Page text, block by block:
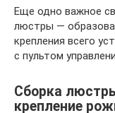
Еще одно важное
люстры —
крепления всего
с пультом
Сборка
крепление